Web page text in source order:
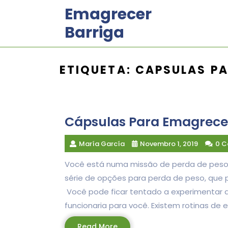
Emagrecer
Barriga
ETIQUETA: CAPSULAS
Cápsulas Para
María García Novembro 1, 2019 0
Você está numa missão de perda de
série de opções para perda de peso,
Você pode ficar tentado a experimentar
funcionaria para você. Existem rotinas de
Read